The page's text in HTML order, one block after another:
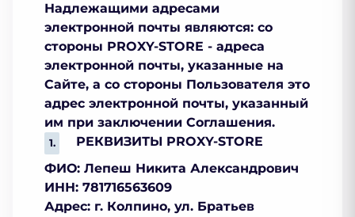
Надлежащими адресами
электронной почты являются: со
стороны PROXY-STORE - адреса
электронной почты, указанные на
Сайте, а со стороны Пользователя это
адрес электронной почты, указанный
им при заключении Соглашения.
РЕКВИЗИТЫ PROXY-STORE
ФИО: Лепеш Никита Александрович
ИНН: 781716563609
Адрес: г. Колпино, ул. Братьев